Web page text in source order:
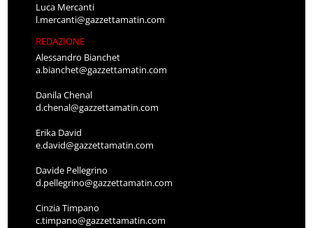
Luca Mercanti
l.mercanti@gazzettamatin.com
REDAZIONE
Alessandro Bianchet
a.bianchet@gazzettamatin.com
Danila Chenal
d.chenal@gazzettamatin.com
Erika David
e.david@gazzettamatin.com
Davide Pellegrino
d.pellegrino@gazzettamatin.com
Cinzia Timpano
c.timpano@gazzettamatin.com